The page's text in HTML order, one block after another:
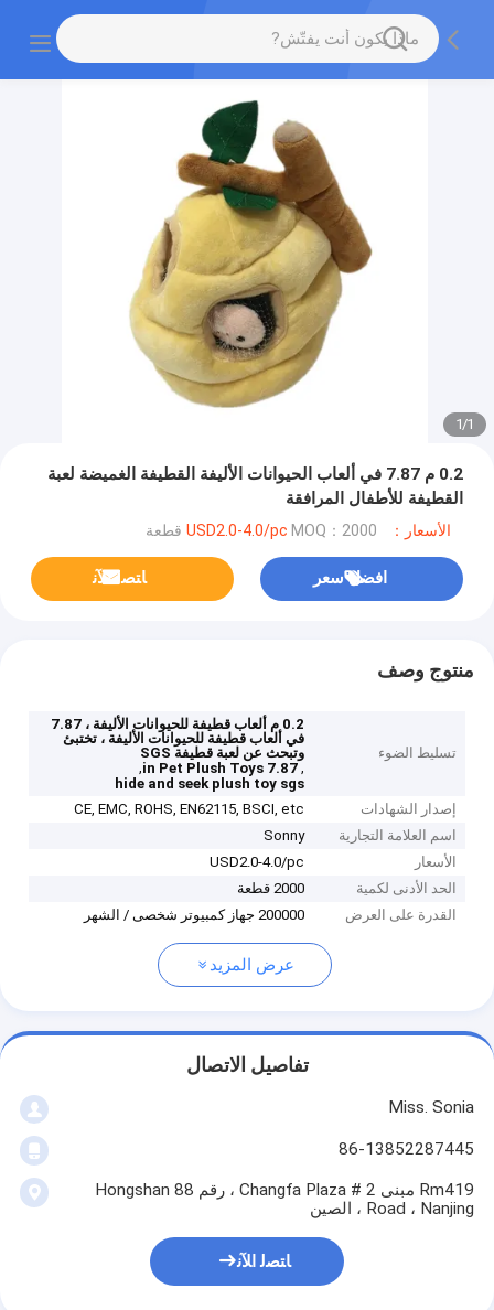
1
/
1
0.2 م 7.87 في ألعاب الحيوانات الأليفة القطيفة الغميضة لعبة
القطيفة للأطفال المرافقة
الأسعار：USD2.0-4.0/pc MOQ：2000 قطعة
افضل سعر ﺎﺘﺼﻟ ﺍﻶﻧ
منتوج وصف
تسليط الضوء
0.2 م ألعاب قطيفة للحيوانات الأليفة ، 7.87
في ألعاب قطيفة للحيوانات الأليفة ، تختبئ
وتبحث عن لعبة قطيفة SGS
,
7.87 in Pet Plush Toys
,
hide and seek plush toy sgs
إصدار الشهادات
CE, EMC, ROHS, EN62115, BSCI, etc
اسم العلامة التجارية
Sonny
الأسعار
USD2.0-4.0/pc
الحد الأدنى لكمية
2000 قطعة
القدرة على العرض
200000 جهاز كمبيوتر شخصى / الشهر
عرض المزيد
تفاصيل الاتصال
Miss. Sonia
86-13852287445
Rm419 مبنى 2 # Changfa Plaza ، رقم 88 Hongshan
Road ، Nanjing ، الصين
ﺎﺘﺼﻟ ﺍﻶﻧ